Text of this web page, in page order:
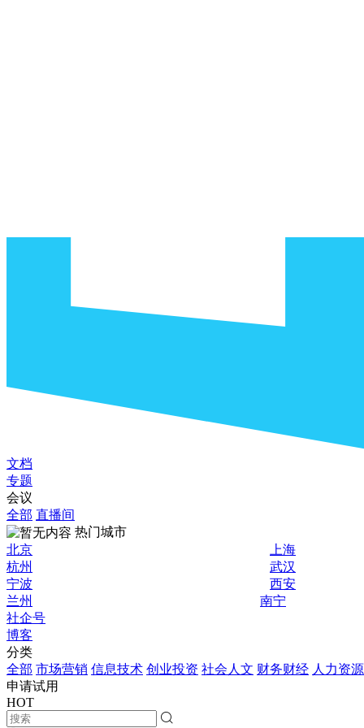
文档
专题
会议
全部 直播间
热门城市
北京
上海
杭州
武汉
宁波
西安
兰州
南宁
社企号
博客
分类
全部 市场营销 信息技术 创业投资 社会人文 财务财经 人力资源
申请试用
HOT